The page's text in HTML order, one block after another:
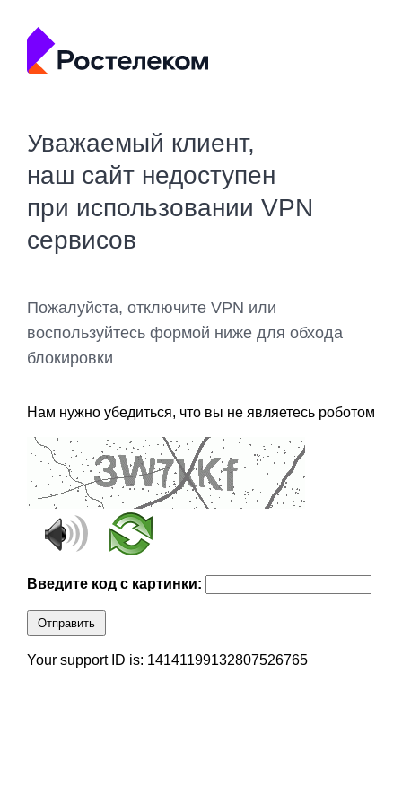
Уважаемый клиент,
наш сайт недоступен
при использовании VPN
сервисов
Пожалуйста, отключите VPN или
воспользуйтесь формой ниже для обхода
блокировки
Нам нужно убедиться, что вы не являетесь роботом
Введите код с картинки:
Отправить
Your support ID is: 14141199132807526765